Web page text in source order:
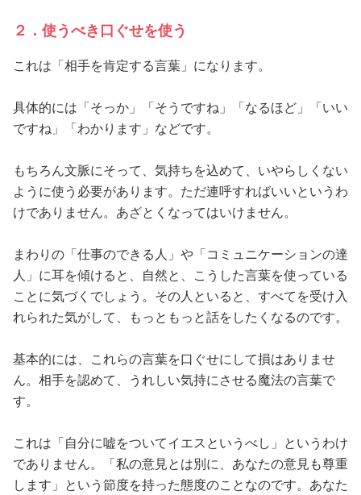
２．使うべき口ぐせを使う
これは「相手を肯定する言葉」になります。
具体的には「そっか」「そうですね」「なるほど」「いい
ですね」「わかります」などです。
もちろん文脈にそって、気持ちを込めて、いやらしくない
ように使う必要があります。ただ連呼すればいいというわ
けでありません。あざとくなってはいけません。
まわりの「仕事のできる人」や「コミュニケーションの達
人」に耳を傾けると、自然と、こうした言葉を使っている
ことに気づくでしょう。その人といると、すべてを受け入
れられた気がして、もっともっと話をしたくなるのです。
基本的には、これらの言葉を口ぐせにして損はありませ
ん。相手を認めて、うれしい気持にさせる魔法の言葉で
す。
これは「自分に嘘をついてイエスというべし」というわけ
でありません。「私の意見とは別に、あなたの意見も尊重
します」という節度を持った態度のことなのです。あなた